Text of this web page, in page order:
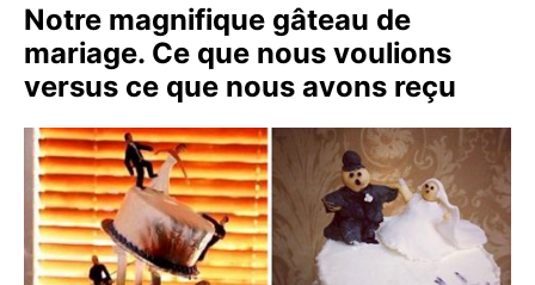
Notre magnifique gâteau de
mariage. Ce que nous voulions
versus ce que nous avons reçu